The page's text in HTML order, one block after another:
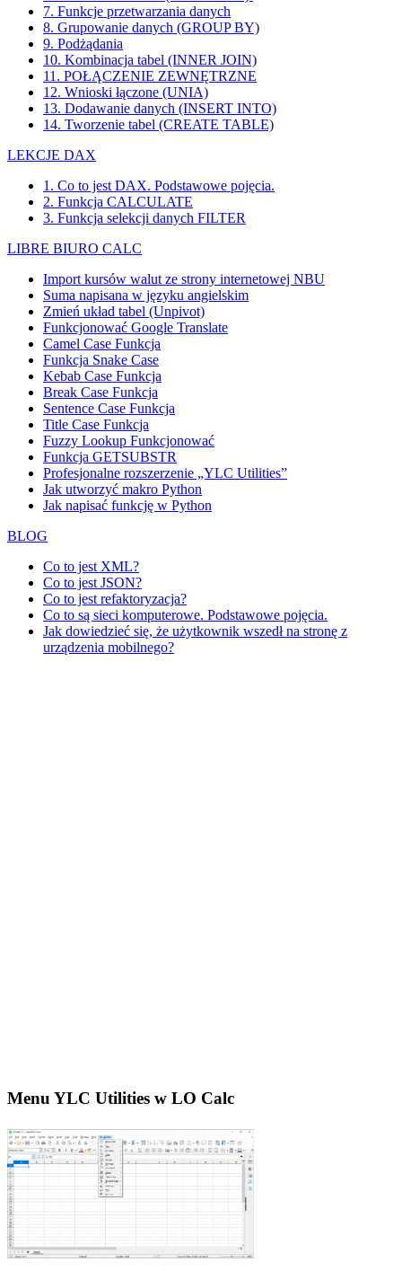
7. Funkcje przetwarzania danych
8. Grupowanie danych (GROUP BY)
9. Podżądania
10. Kombinacja tabel (INNER JOIN)
11. POŁĄCZENIE ZEWNĘTRZNE
12. Wnioski łączone (UNIA)
13. Dodawanie danych (INSERT INTO)
14. Tworzenie tabel (CREATE TABLE)
LEKCJE DAX
1. Co to jest DAX. Podstawowe pojęcia.
2. Funkcja CALCULATE
3. Funkcja selekcji danych FILTER
LIBRE BIURO CALC
Import kursów walut ze strony internetowej NBU
Suma napisana w języku angielskim
Zmień układ tabel (Unpivot)
Funkcjonować Google Translate
Camel Case Funkcja
Funkcja Snake Case
Kebab Case Funkcja
Break Case Funkcja
Sentence Case Funkcja
Title Case Funkcja
Fuzzy Lookup Funkcjonować
Funkcja GETSUBSTR
Profesjonalne rozszerzenie „YLC Utilities”
Jak utworzyć makro Python
Jak napisać funkcję w Python
BLOG
Co to jest XML?
Co to jest JSON?
Co to jest refaktoryzacja?
Co to są sieci komputerowe. Podstawowe pojęcia.
Jak dowiedzieć się, że użytkownik wszedł na stronę z
urządzenia mobilnego?
Menu YLC Utilities w LO Calc